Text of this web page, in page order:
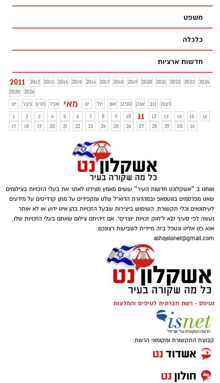
משפט
כלכלה
חדשות ארציות
2011 2012 2013 2014 2015 2016 2017 2018 2019 2020 2021 2022 2023
2024
2025
2026
ינו
פבר מרץ אפר מאי יונ יול אוג ספט אוק נוב
דצמ
1
2 3 4 5 6 7 8 9 10 11 12 13 14 15
16
17
18 19 20 21 22 23 24 25 26 27 28 29 30 31
אנחנו ב ״אשקלונט חדשות העיר״ עושים מאמץ מצידנו לאתר את בעלי הזכויות בצילומים
שאנו מפרסמים בווטסאפ ובמהדורת הדוא"ל שלנו ומקפידים על מתן קרדיטים על מידעים
לעיתונאים וכלי תקשורת. השימוש ביצירות שבעל הזכויות בהן אינו ידוע או לא אותר
נעשה לפי סעיף 27א ל"חוק זכויות יוצרים". אם זיהיתם צילום שאתם בעלי הזכויות שלו,
אנא פנו אלינו ונטפל בזה מיידית לשביעות רצונכם.
ashqelonet@gmail.com
נטיפס - רשת חברתית לטיפים והמלצות
קבוצת התקשורת ומקומוני הרשת: